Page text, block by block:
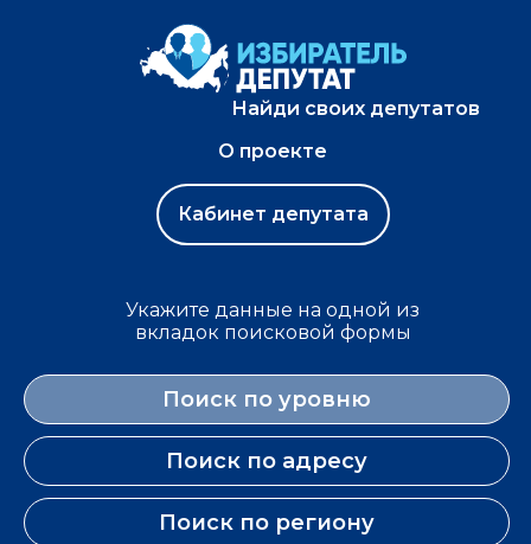
Найди своих депутатов
О проекте
Кабинет депутата
Укажите данные на одной из
вкладок поисковой формы
Поиск по уровню
Поиск по адресу
Поиск по региону